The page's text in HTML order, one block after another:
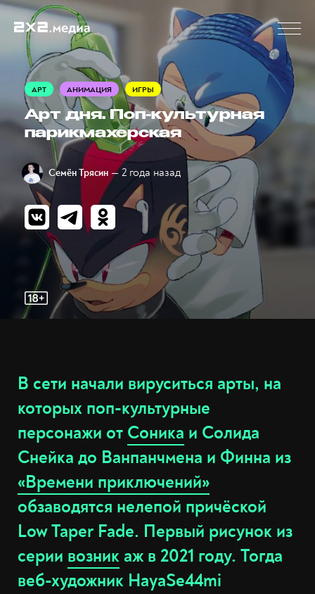
АРТ АНИМАЦИЯ ИГРЫ
Арт дня. Поп-культурная
парикмахерская
Семён Трясин — 2 года назад
В сети начали вируситься арты, на
которых поп-культурные
персонажи от Соника и Солида
Снейка до Ванпанчмена и Финна из
«Времени приключений»
обзаводятся нелепой причёской
Low Taper Fade. Первый рисунок из
серии возникаж в 2021 году. Тогда
веб-художник HayaSe44mi